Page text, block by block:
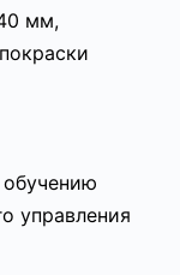
мм,
управления